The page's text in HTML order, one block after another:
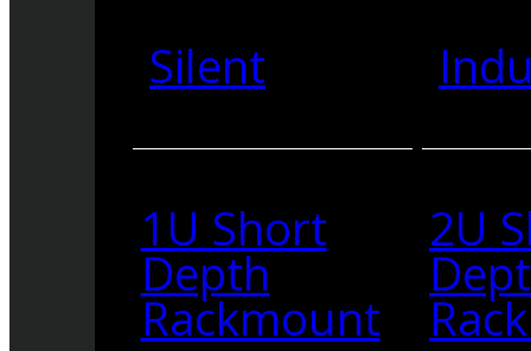
Silent
1U Short
Depth
Rackmount
2U